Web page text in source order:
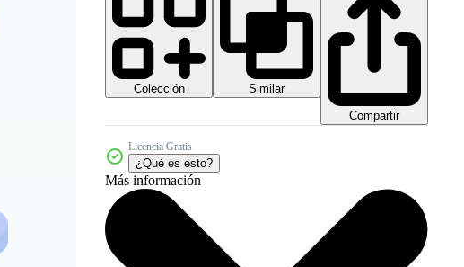
Colección
Similar
Compartir
Licencia Gratis
¿Qué es esto?
Más información